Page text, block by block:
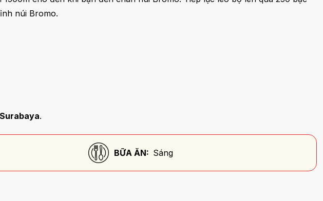
núi Bromo.
Surabaya.
BỮA ĂN: Sáng